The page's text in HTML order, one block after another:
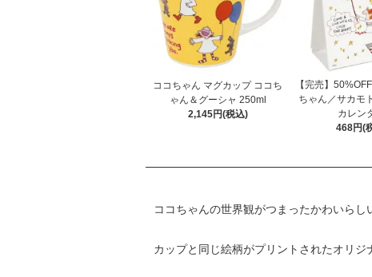
ココちゃん マグカップ ココち
ゃん＆グーシャ 250ml
2,145円(税込)
【完売】
ちゃん／サカモ
カレン
468円(
ココちゃんの世界観がつまったかわいらし
カップと同じ絵柄がプリントされたオリジ